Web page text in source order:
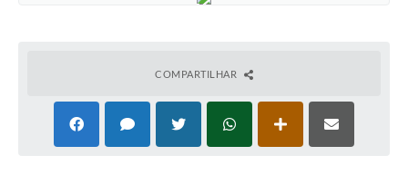
COMPARTILHAR